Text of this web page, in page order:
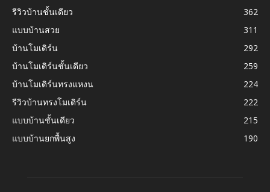
รีวิวบ้านชั้นเดียว
362
แบบบ้านสวย
311
บ้านโมเดิร์น
292
บ้านโมเดิร์นชั้นเดียว
259
บ้านโมเดิร์นทรงแหงน
224
รีวิวบ้านทรงโมเดิร์น
222
แบบบ้านชั้นเดียว
215
แบบบ้านยกพื้นสูง
190